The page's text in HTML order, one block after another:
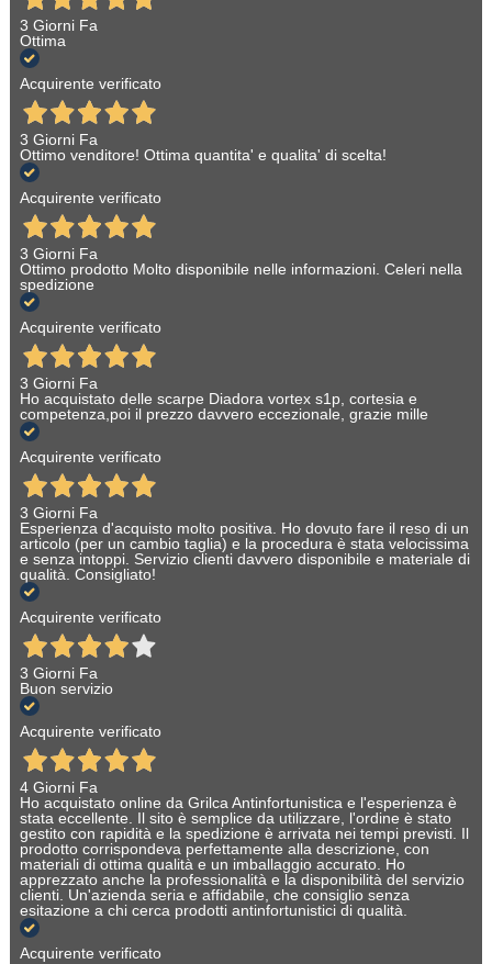
3 Giorni Fa
Ottima
Acquirente verificato
3 Giorni Fa
Ottimo venditore! Ottima quantita' e qualita' di scelta!
Acquirente verificato
3 Giorni Fa
Ottimo prodotto Molto disponibile nelle informazioni. Celeri nella
spedizione
Acquirente verificato
3 Giorni Fa
Ho acquistato delle scarpe Diadora vortex s1p, cortesia e
competenza,poi il prezzo davvero eccezionale, grazie mille
Acquirente verificato
3 Giorni Fa
Esperienza d'acquisto molto positiva. Ho dovuto fare il reso di un
articolo (per un cambio taglia) e la procedura è stata velocissima
e senza intoppi. Servizio clienti davvero disponibile e materiale di
qualità. Consigliato!
Acquirente verificato
3 Giorni Fa
Buon servizio
Acquirente verificato
4 Giorni Fa
Ho acquistato online da Grilca Antinfortunistica e l'esperienza è
stata eccellente. Il sito è semplice da utilizzare, l'ordine è stato
gestito con rapidità e la spedizione è arrivata nei tempi previsti. Il
prodotto corrispondeva perfettamente alla descrizione, con
materiali di ottima qualità e un imballaggio accurato. Ho
apprezzato anche la professionalità e la disponibilità del servizio
clienti. Un'azienda seria e affidabile, che consiglio senza
esitazione a chi cerca prodotti antinfortunistici di qualità.
Acquirente verificato